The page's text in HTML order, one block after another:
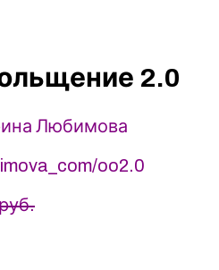
2.0
Любимова
oo2.0